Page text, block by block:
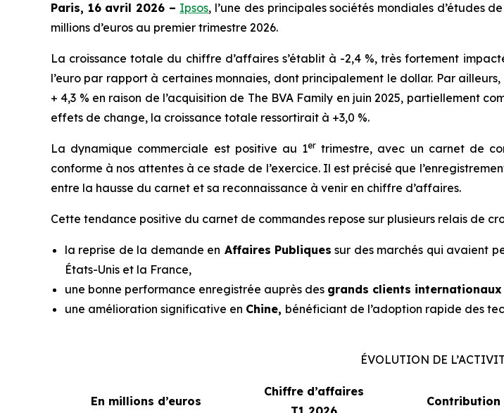
Paris, 16 avril 2026 – Ipsos, l’une des principales sociétés mondiales d’études
millions d’euros au premier trimestre 2026.
La croissance totale du chiffre d’affaires s’établit à -2,4 %, très fortement
l’euro par rapport à certaines monnaies, dont principalement le dollar. Par
+ 4,3 % en raison de l’acquisition de The BVA Family en juin 2025, partiellement
effets de change, la croissance totale ressortirait à +3,0 %.
La dynamique commerciale est positive au 1er trimestre, avec un carnet de
conforme à nos attentes à ce stade de l’exercice. Il est précisé que
entre la hausse du carnet et sa reconnaissance à venir en chiffre d’affaires.
Cette tendance positive du carnet de commandes repose sur plusieurs relais de
la reprise de la demande en Affaires Publiques sur des marchés qui avaient
États-Unis et la France,
une bonne performance enregistrée auprès des grands clients
une amélioration significative en Chine, bénéficiant de l’adoption rapide des
ÉVOLUTION DE
En millions d’euros
Chiffre d’affaires
Contribution